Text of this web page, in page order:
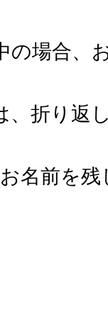
の場合、
、折り返
名前を